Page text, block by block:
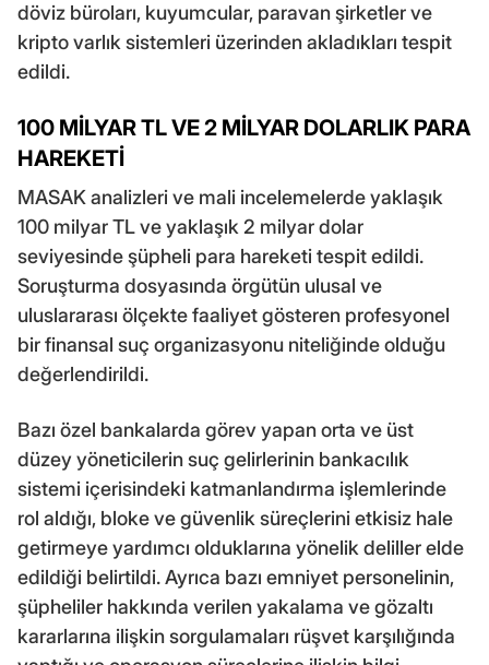
döviz büroları, kuyumcular, paravan şirketler ve
kripto varlık sistemleri üzerinden akladıkları tespit
edildi.
100 MİLYAR TL VE 2 MİLYAR DOLARLIK PARA
HAREKETİ
MASAK analizleri ve mali incelemelerde yaklaşık
100 milyar TL ve yaklaşık 2 milyar dolar
seviyesinde şüpheli para hareketi tespit edildi.
Soruşturma dosyasında örgütün ulusal ve
uluslararası ölçekte faaliyet gösteren profesyonel
bir finansal suç organizasyonu niteliğinde olduğu
değerlendirildi.
Bazı özel bankalarda görev yapan orta ve üst
düzey yöneticilerin suç gelirlerinin bankacılık
sistemi içerisindeki katmanlandırma işlemlerinde
rol aldığı, bloke ve güvenlik süreçlerini etkisiz hale
getirmeye yardımcı olduklarına yönelik deliller elde
edildiği belirtildi. Ayrıca bazı emniyet personelinin,
şüpheliler hakkında verilen yakalama ve gözaltı
kararlarına ilişkin sorgulamaları rüşvet karşılığında